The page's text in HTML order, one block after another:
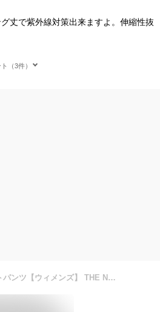
丈で紫外線対策出来ますよ。伸縮性抜
（3件）
【SALE】ノースフェイス アルパインライトパンツ【ウィメンズ】 THE NORTH FACE Alpine Light Pant レディース NBW32301 ボトムス パンツ ロングパンツ クライミング ハイキング 山岳 キャンプ アウトドア 【正規品】